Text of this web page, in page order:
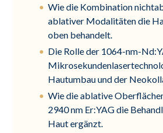
Wie die Kombination
ablativer Modalitäten die
oben behandelt.
Die Rolle der 1064-nm-
Hautumbau und der
Wie die ablative
2940 nm Er:YAG die
Haut ergänzt.